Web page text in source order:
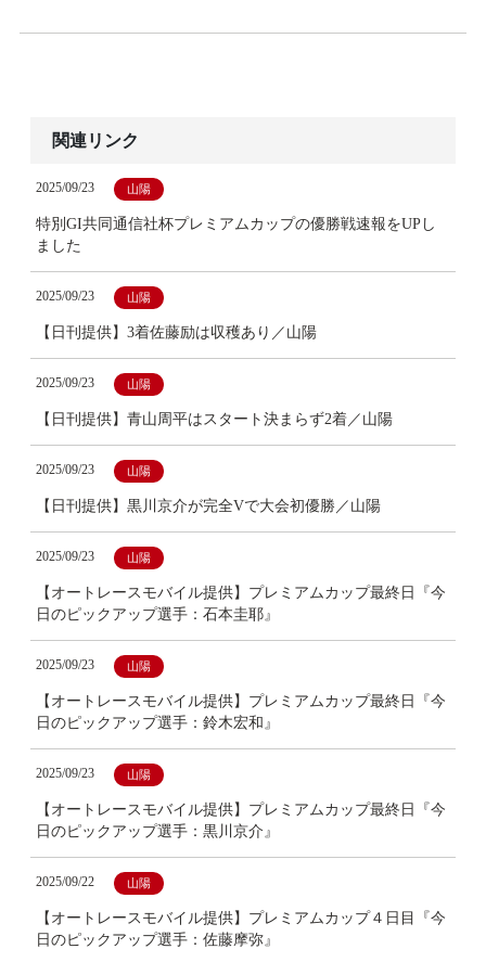
関連リンク
2025/09/23 山陽
特別GI共同通信社杯プレミアムカップの優勝戦速報をUPし
ました
2025/09/23 山陽
【日刊提供】3着佐藤励は収穫あり／山陽
2025/09/23 山陽
【日刊提供】青山周平はスタート決まらず2着／山陽
2025/09/23 山陽
【日刊提供】黒川京介が完全Vで大会初優勝／山陽
2025/09/23 山陽
【オートレースモバイル提供】プレミアムカップ最終日『今
日のピックアップ選手：石本圭耶』
2025/09/23 山陽
【オートレースモバイル提供】プレミアムカップ最終日『今
日のピックアップ選手：鈴木宏和』
2025/09/23 山陽
【オートレースモバイル提供】プレミアムカップ最終日『今
日のピックアップ選手：黒川京介』
2025/09/22 山陽
【オートレースモバイル提供】プレミアムカップ４日目『今
日のピックアップ選手：佐藤摩弥』